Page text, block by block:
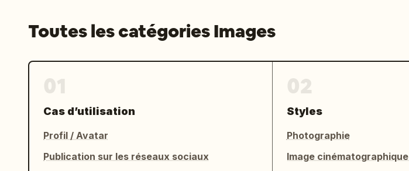
Toutes les catégories Images
Cas d’utilisation
Profil / Avatar
Publication sur les réseaux sociaux
Styles
Photographie